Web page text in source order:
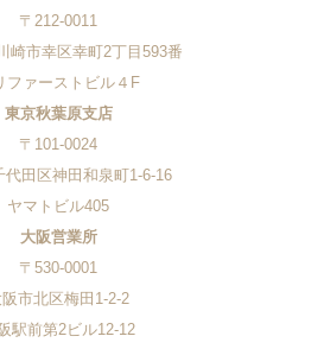
〒212-0011
崎市幸区幸町2丁目593番
ファーストビル４F
東京秋葉原支店
〒101-0024
代田区神田和泉町1-6-16
ヤマトビル405
大阪営業所
〒530-0001
阪市北区梅田1-2-2
駅前第2ビル12-12